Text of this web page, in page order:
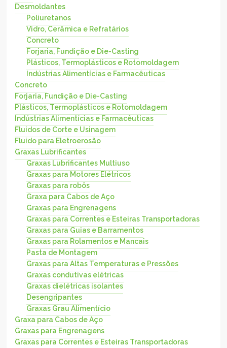
Desmoldantes
Poliuretanos
Vidro, Cerâmica e Refratários
Concreto
Forjaria, Fundição e Die-Casting
Plásticos, Termoplásticos e Rotomoldagem
Indústrias Alimentícias e Farmacêuticas
Concreto
Forjaria, Fundição e Die-Casting
Plásticos, Termoplásticos e Rotomoldagem
Indústrias Alimentícias e Farmacêuticas
Fluidos de Corte e Usinagem
Fluido para Eletroerosão
Graxas Lubrificantes
Graxas Lubrificantes Multiuso
Graxas para Motores Elétricos
Graxas para robôs
Graxa para Cabos de Aço
Graxas para Engrenagens
Graxas para Correntes e Esteiras Transportadoras
Graxas para Guias e Barramentos
Graxas para Rolamentos e Mancais
Pasta de Montagem
Graxas para Altas Temperaturas e Pressões
Graxas condutivas elétricas
Graxas dielétricas isolantes
Desengripantes
Graxas Grau Alimentício
Graxa para Cabos de Aço
Graxas para Engrenagens
Graxas para Correntes e Esteiras Transportadoras